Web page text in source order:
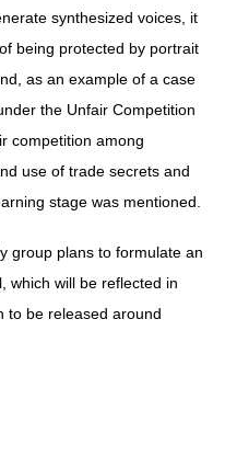
synthesized voices, it
being protected by portrait
as an example of a case
the Unfair Competition
competition among
use of trade secrets and
stage was mentioned.
group plans to formulate an
which will be reflected in
to be released around